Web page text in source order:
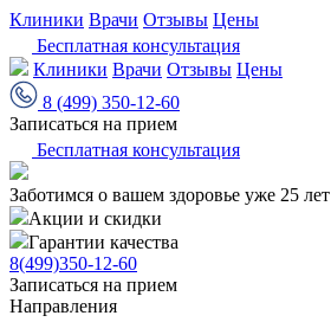
Клиники Врачи Отзывы Цены
Бесплатная консультация
Клиники Врачи Отзывы Цены
8 (499) 350-12-60
Записаться на прием
Бесплатная консультация
Заботимся о вашем здоровье уже 25 лет
Акции и скидки
Гарантии качества
8(499)350-12-60
Записаться на прием
Направления